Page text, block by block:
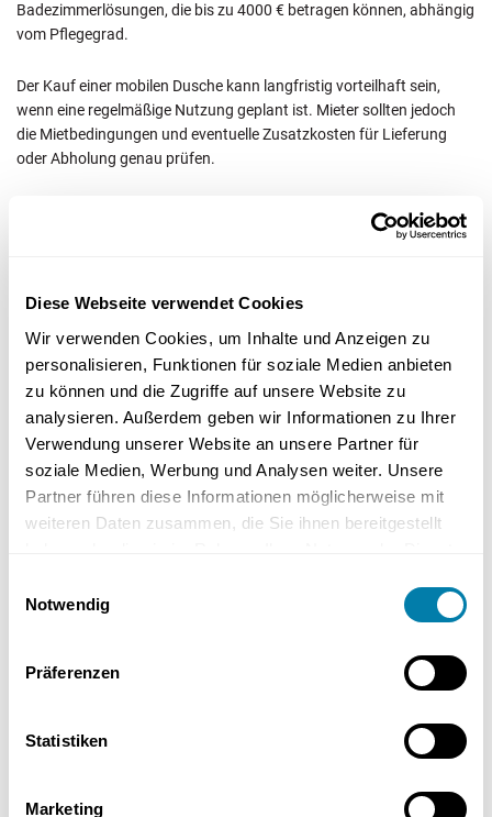
Diese Webseite verwendet Cookies
Wir verwenden Cookies, um Inhalte und Anzeigen zu
personalisieren, Funktionen für soziale Medien anbieten
zu können und die Zugriffe auf unsere Website zu
analysieren. Außerdem geben wir Informationen zu Ihrer
Verwendung unserer Website an unsere Partner für
soziale Medien, Werbung und Analysen weiter. Unsere
Partner führen diese Informationen möglicherweise mit
weiteren Daten zusammen, die Sie ihnen bereitgestellt
Notwendig
Präferenzen
Statistiken
Marketing
Badezimmerlösungen, die bis zu 4000 € betragen können, abhängig
vom Pflegegrad.
Der Kauf einer mobilen Dusche kann langfristig vorteilhaft sein,
wenn eine regelmäßige Nutzung geplant ist. Mieter sollten jedoch
die Mietbedingungen und eventuelle Zusatzkosten für Lieferung
oder Abholung genau prüfen.
Das Easy Plus Mobile Badezimmer kostet 1.950 €.
Die Easy Door-Duschkabine kostet 550 €.
Die Duschkabine Lambda, eine quadratische Duschkabine
aus hochwertigem Acryl, kostet 515 €.
Zusatzfunktionen wie integrierte Beleuchtung und Handtuchhalter
Modelle und ihre Funktionen zu vergleichen, um die beste Lösung
Die Preise verstehen sich in der Regel inklusive Mehrwertsteuer, und